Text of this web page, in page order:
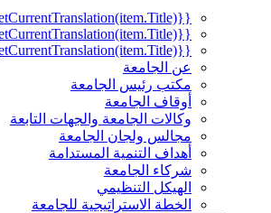
{{mmc.getCurrentTranslation(item.Title)}}
{{mmc.getCurrentTranslation(item.Title)}}
{{mmc.getCurrentTranslation(item.Title)}}
عن الجامعة
مكتب رئيس الجامعة
أوقاف الجامعة
وكالات الجامعة والجهات التابعة
مجالس ولجان الجامعة
أهداف التنمية المستدامة
شركاء الجامعة
الهيكل التنظيمي
الخطة الاستراتيجية للجامعة